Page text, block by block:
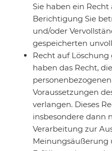
Sie haben ein
Berichtigung Sie
und/oder
gespeicherten
Recht auf Löschung
haben das Recht,
Voraussetzungen
verlangen. Dieses
insbesondere dann
Verarbeitung zur
Meinungsäußerung